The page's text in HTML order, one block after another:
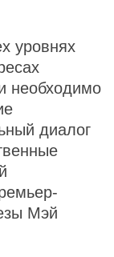
уровнях
необходимо
диалог
Мэй